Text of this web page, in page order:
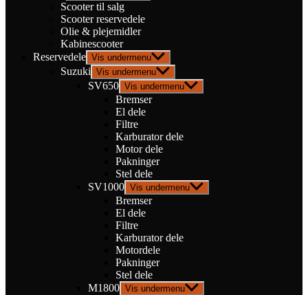
Scooter til salg
Scooter reservedele
Olie & plejemidler
Kabinescooter
Reservedele Vis undermenu
Suzuki Vis undermenu
SV650 Vis undermenu
Bremser
El dele
Filtre
Karburator dele
Motor dele
Pakninger
Stel dele
SV1000 Vis undermenu
Bremser
El dele
Filtre
Karburator dele
Motordele
Pakninger
Stel dele
M1800 Vis undermenu